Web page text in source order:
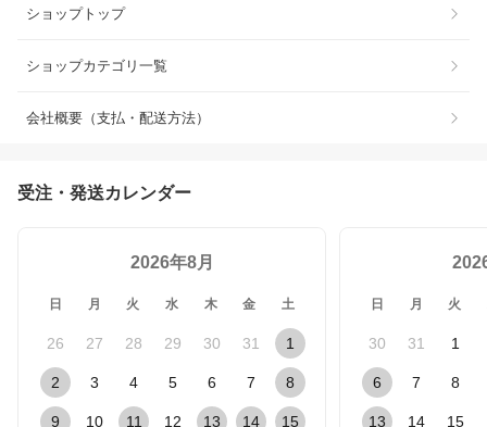
ショップトップ
ショップカテゴリ一覧
会社概要（支払・配送方法）
受注・発送カレンダー
2026年8月
日 月 火 水 木 金 土
26 27 28 29 30 31 1
2 3 4 5 6 7 8
9 10 11 12 13 14 15
日 月 火
30 31 1
6 7 8
13 14 15